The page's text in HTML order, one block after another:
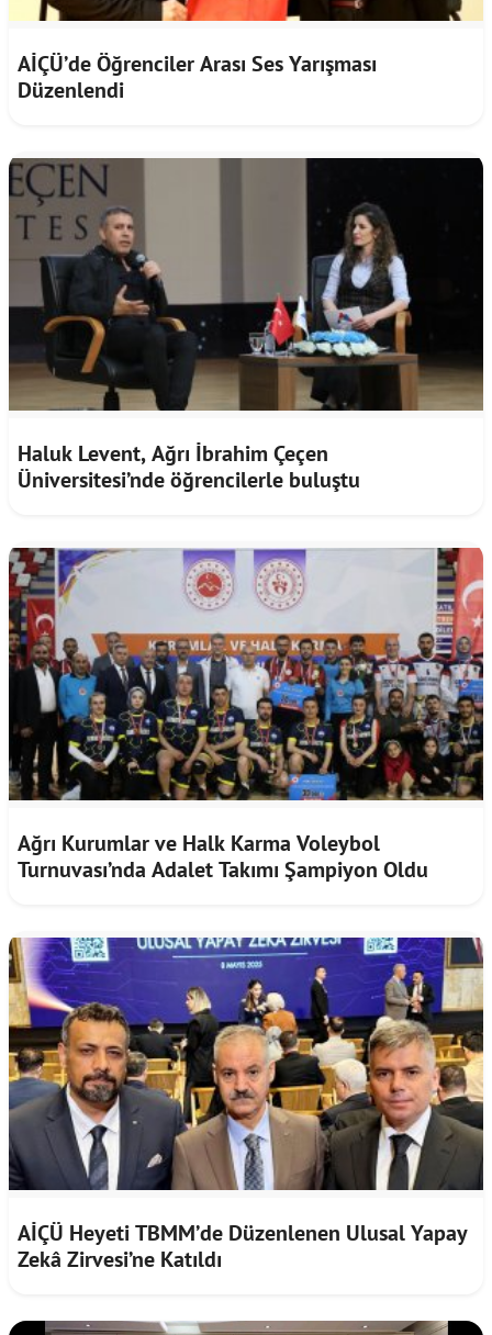
AİÇÜ’de Öğrenciler Arası Ses Yarışması
Düzenlendi
Haluk Levent, Ağrı İbrahim Çeçen
Üniversitesi’nde öğrencilerle buluştu
Ağrı Kurumlar ve Halk Karma Voleybol
Turnuvası’nda Adalet Takımı Şampiyon Oldu
AİÇÜ Heyeti TBMM’de Düzenlenen Ulusal Yapay
Zekâ Zirvesi’ne Katıldı